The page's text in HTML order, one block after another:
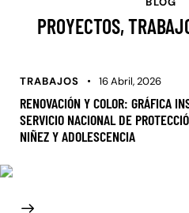
PROYECTOS,
TRABAJOS 16 Abril, 2026
RENOVACIÓN Y COLOR: GRÁFICA
SERVICIO NACIONAL DE
NIÑEZ Y ADOLESCENCIA